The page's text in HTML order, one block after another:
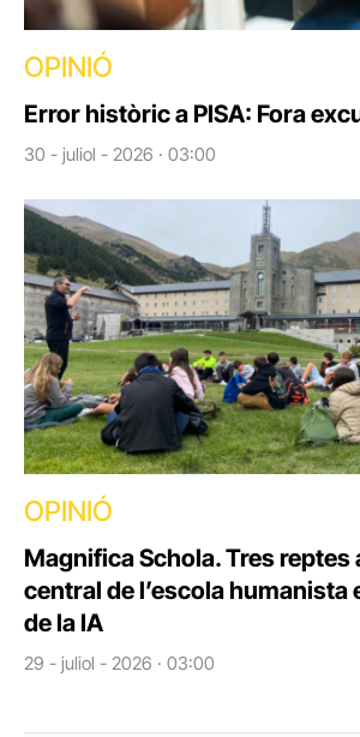
OPINIÓ
Error històric a PISA: Fora
30 - juliol - 2026 · 03:00
OPINIÓ
Magnifica Schola. Tres reptes
central de l’escola humanista
de la IA
29 - juliol - 2026 · 03:00